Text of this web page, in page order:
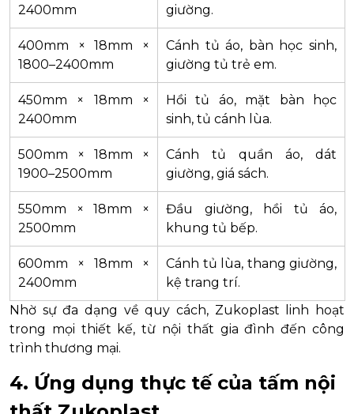
2400mm
giường.
400mm × 18mm ×
1800–2400mm
Cánh tủ áo, bàn học sinh,
giường tủ trẻ em.
450mm × 18mm ×
2400mm
Hồi tủ áo, mặt bàn học
sinh, tủ cánh lùa.
500mm × 18mm ×
1900–2500mm
Cánh tủ quần áo, dát
giường, giá sách.
550mm × 18mm ×
2500mm
Đầu giường, hồi tủ áo,
khung tủ bếp.
600mm × 18mm ×
2400mm
Cánh tủ lùa, thang giường,
kệ trang trí.
Nhờ sự đa dạng về quy cách, Zukoplast linh hoạt
trong mọi thiết kế, từ nội thất gia đình đến công
trình thương mại.
4. Ứng dụng thực tế của tấm nội